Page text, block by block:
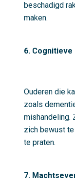
beschadigd
maken.
6.
Ouderen die
zoals
mishandeling.
zich bewust
te praten.
7.